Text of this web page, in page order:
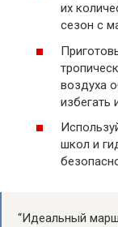
их
сезон с
воздуха
избегать
школ и
“Идеальный